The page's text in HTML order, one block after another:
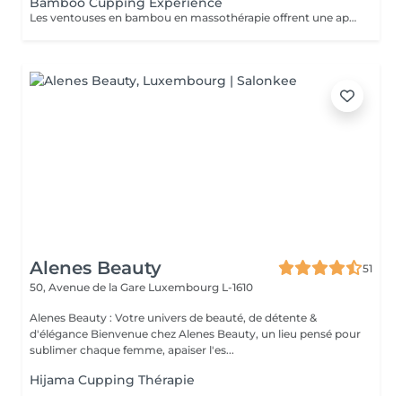
Les ventouses en bambou en massothérapie offrent une approche naturelle, douce et non invasive pour le soin du corps Elles agissent en profondeur tout en respectant les tissus, sans provoquer de douleur ni de marques. Bienfaits principaux : Stimulent la microcirculation sanguine et améliorent l'oxygénation des tissus Favorisent la récupération musculaire et réduisent les tensions, notamment au niveau du dos et de la nuque Produisent un effet de drainage lymphatique, aidant à diminuer les dèmes Améliorent la tonicité et l'élasticité de la peau Induisent une relaxation profonde, bénéfique en cas de stress Grâce aux propriétés naturelles du bambou, le massage se caractérise par un glissement fluide et une pression maîtrisée, garantissant un soin confortable et non traumatique. Contre-indications : Affections cutanées inflammatoires, varices, hypertension artérielle sévère, fragilité vasculaire.
Alenes Beauty
51
50, Avenue de la Gare Luxembourg L-1610
Alenes Beauty : Votre univers de beauté, de détente &
d'élégance Bienvenue chez Alenes Beauty, un lieu pensé pour
sublimer chaque femme, apaiser l'es...
Hijama Cupping Thérapie